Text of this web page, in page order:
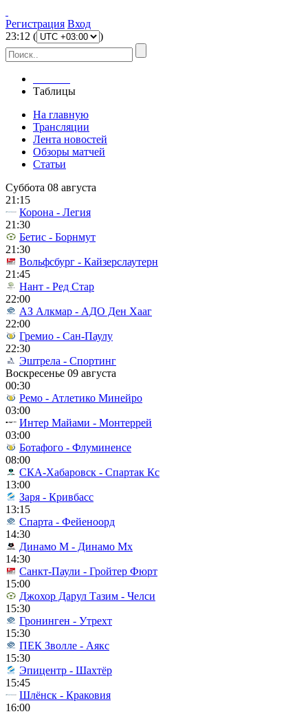
Регистрация Вход
23:12 ( )
Таблицы
На главную
Трансляции
Лента новостей
Обзоры матчей
Статьи
Суббота 08 августа
21:15
Корона - Легия
21:30
Бетис - Борнмут
21:30
Вольфсбург - Кайзерслаутерн
21:45
Нант - Ред Стар
22:00
АЗ Алкмар - АДО Ден Хааг
22:00
Гремио - Сан-Паулу
22:30
Эштрела - Спортинг
Воскресенье 09 августа
00:30
Ремо - Атлетико Минейро
03:00
Интер Майами - Монтеррей
03:00
Ботафого - Флуминенсе
08:00
СКА-Хабаровск - Спартак Кс
13:00
Заря - Кривбасс
13:15
Спарта - Фейеноорд
14:30
Динамо М - Динамо Мх
14:30
Санкт-Паули - Гройтер Фюрт
15:00
Джохор Дарул Тазим - Челси
15:30
Гронинген - Утрехт
15:30
ПЕК Зволле - Аякс
15:30
Эпицентр - Шахтёр
15:45
Шлёнск - Краковия
16:00